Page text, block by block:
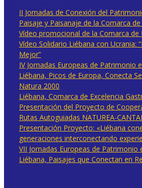
II Jornadas de Conexión del
Paisaje y Paisanaje de la Comarca de
Vídeo promocional de la Comarca de
Vídeo Solidario Liébana con Ucrania:
Mejor”
IV Jornadas Europeas de Patrimonio
Liébana, Picos de Europa, Conecta
Natura 2000
Liébana, Comarca de Excelencia
Presentación del Proyecto de
Rutas Autoguiadas NATUREA-
Presentación Proyecto: «Liébana
generaciones interconectando
VII Jornadas Europeas de Patrimonio
Liébana, Paisajes que Conectan en